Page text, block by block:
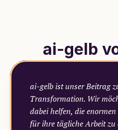
ai-gelb
ai-gelb ist unser Beitrag
Transformation. Wir
dabei helfen, die
für ihre tägliche Arbeit